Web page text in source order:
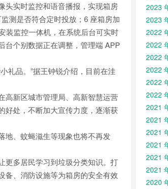
实时监控和语音播报，实现箱房
测是否符合定时投放；6 座箱房加
装监控一体机，在系统后台可实时
台个别数据正在调整，管理端 APP
礼品。”据王钟锐介绍，目前在洼
新区城市管理局、高新智慧运营
好处，不断加大宣传力度，逐渐获
、蚊蝇滋生等现象也将不再发
多居民学习到垃圾分类知识。打
备、消防设施等为箱房的安全有效
2023
2023
2022
2022
2022
2022
2022
2022
2021
2021
2021
2021
2021
2021
2020